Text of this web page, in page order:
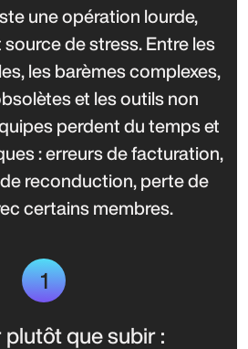
une opération lourde,
de stress. Entre les
les barèmes complexes,
et les outils non
perdent du temps et
: erreurs de facturation,
reconduction, perte de
certains membres.
1
plutôt que subir :